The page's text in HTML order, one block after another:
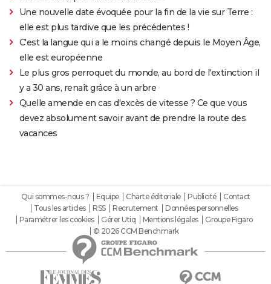
Une nouvelle date évoquée pour la fin de la vie sur Terre :
elle est plus tardive que les précédentes !
C'est la langue qui a le moins changé depuis le Moyen Âge,
elle est européenne
Le plus gros perroquet du monde, au bord de l'extinction il
y a 30 ans, renaît grâce à un arbre
Quelle amende en cas d'excès de vitesse ? Ce que vous
devez absolument savoir avant de prendre la route des
vacances
Qui sommes-nous ? Equipe Charte éditoriale Publicité
Contact
Tous les articles
RSS Recrutement
Données personnelles
Paramétrer les cookies
Gérer Utiq Mentions légales
Groupe Figaro
© 2026 CCM Benchmark